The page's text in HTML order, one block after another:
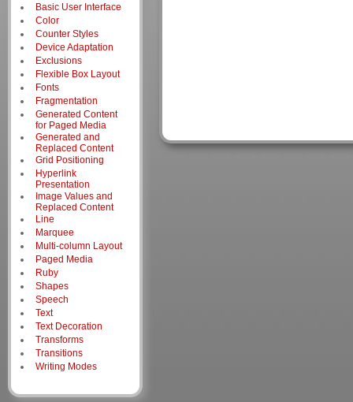
Basic User Interface
Color
Counter Styles
Device Adaptation
Exclusions
Flexible Box Layout
Fonts
Fragmentation
Generated Content
for Paged Media
Generated and
Replaced Content
Grid Positioning
Hyperlink
Presentation
Image Values and
Replaced Content
Line
Marquee
Multi-column Layout
Paged Media
Ruby
Shapes
Speech
Text
Text Decoration
Transforms
Transitions
Writing Modes